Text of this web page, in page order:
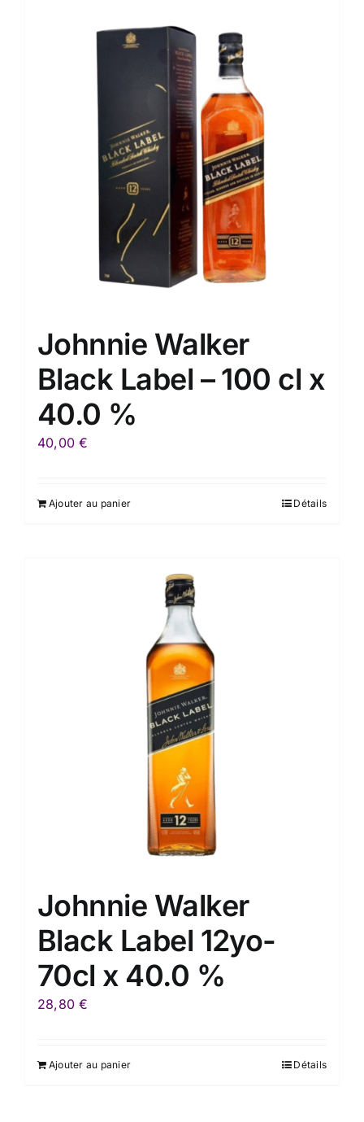
Johnnie Walker
Black Label – 100 cl x
40.0 %
40,00€
Ajouter au panier Détails
Johnnie Walker
Black Label 12yo-
70cl x 40.0 %
28,80€
Ajouter au panier Détails